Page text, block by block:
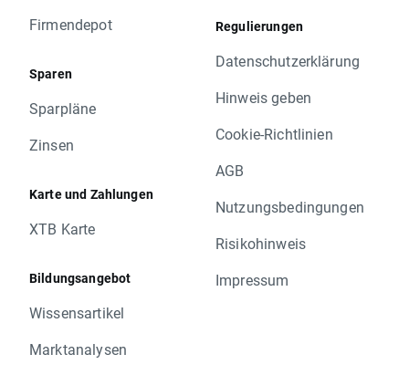
Firmendepot
Sparen
Sparpläne
Zinsen
Karte und Zahlungen
XTB Karte
Bildungsangebot
Wissensartikel
Marktanalysen
Regulierungen
Datenschutzerklärung
Hinweis geben
Cookie-Richtlinien
AGB
Nutzungsbedingungen
Risikohinweis
Impressum